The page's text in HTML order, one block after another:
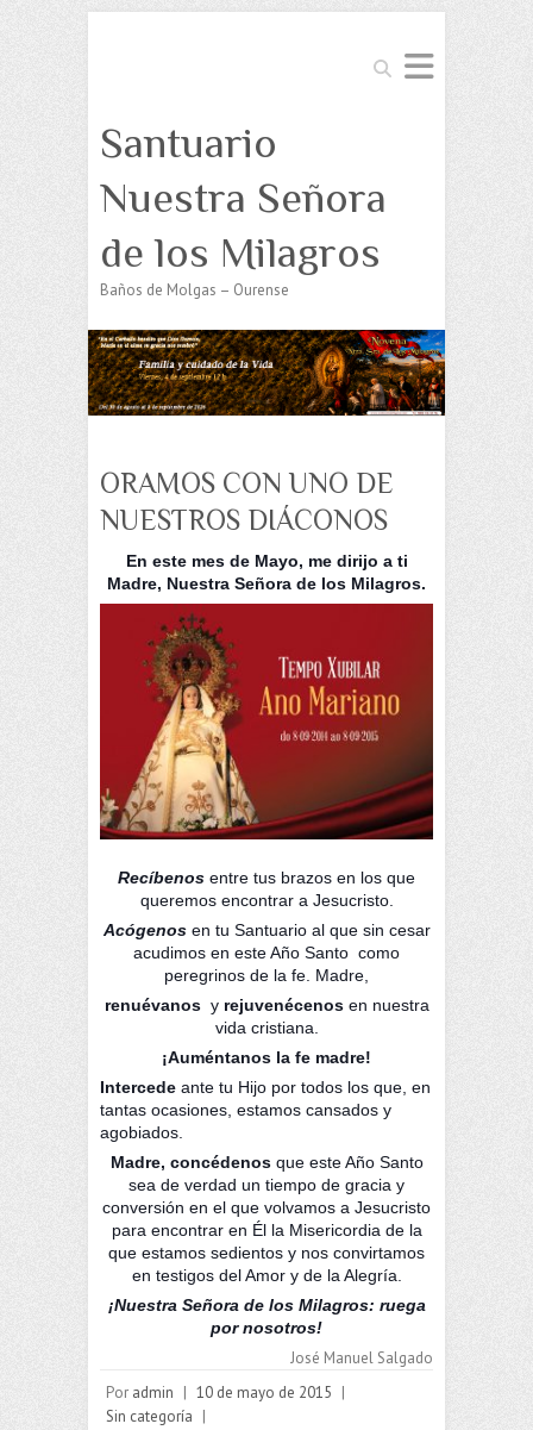
Buscar
Santuario
Nuestra Señora
de los Milagros
Baños de Molgas – Ourense
ORAMOS CON UNO DE
NUESTROS DIÁCONOS
En este mes de Mayo, me dirijo a ti
Madre, Nuestra Señora de los Milagros.
Recíbenos entre tus brazos en los que
queremos encontrar a Jesucristo.
Acógenos en tu Santuario al que sin cesar
acudimos en este Año Santo como
peregrinos de la fe. Madre,
renuévanos y rejuvenécenosen nuestra
vida cristiana.
¡Auméntanos la fe madre!
Intercede ante tu Hijo por todos los que, en
tantas ocasiones, estamos cansados y
agobiados.
Madre, concédenosque este Año Santo
sea de verdad un tiempo de gracia y
conversión en el que volvamos a Jesucristo
para encontrar en Él la Misericordia de la
que estamos sedientos y nos convirtamos
en testigos del Amor y de la Alegría.
¡Nuestra Señora de los Milagros: ruega
por nosotros!
José Manuel Salgado
Por admin | 10 de mayo de 2015 |
Sin categoría |